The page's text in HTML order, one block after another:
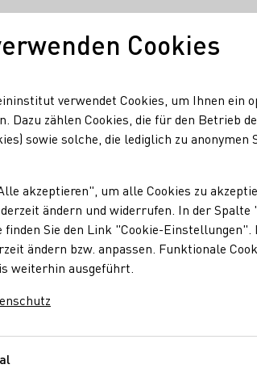
ICE, Intercity, Neiss
im Fernverkehr ein neues
Cookies
verwendet Cookies, um Ihnen ein
Dazu zählen Cookies, die für den Betrieb
sowie solche, die lediglich zu anonymen
akzeptieren", um alle Cookies zu
ändern und widerrufen. In der
finden Sie den Link "Cookie-Einstellungen".
ändern bzw. anpassen. Funktionale
weiterhin ausgeführt.
Funktional